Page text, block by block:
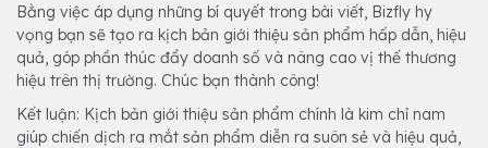
Bằng việc áp dụng những bí quyết trong bài viết, Bizfly hy
vọng bạn sẽ tạo ra kịch bản giới thiệu sản phẩm hấp dẫn, hiệu
quả, góp phần thúc đẩy doanh số và nâng cao vị thế thương
hiệu trên thị trường. Chúc bạn thành công!
Kết luận: Kịch bản giới thiệu sản phẩm chính là kim chỉ nam
giúp chiến dịch ra mắt sản phẩm diễn ra suôn sẻ và hiệu quả,